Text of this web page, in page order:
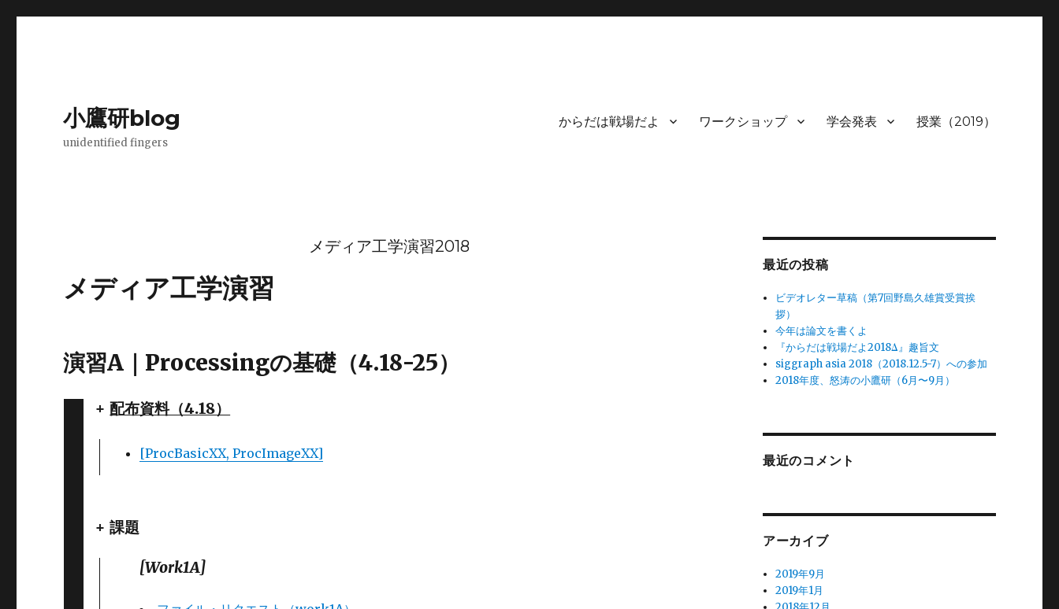
小鷹研blog
unidentified fingers
からだは戦場だよ ワークショップ 学会発表 授業（2019）
メディア工学演習2018
メディア工学演習
演習A｜Processingの基礎（4.18-25）
+配布資料（4.18）
[ProcBasicXX, ProcImageXX]
+ 課題
[Work1A]
最近の投稿
ビデオレター草稿（第7回野島久雄賞受賞挨
拶）
今年は論文を書くよ
『からだは戦場だよ2018Δ』趣旨文
siggraph asia 2018（2018.12.5-7）への参加
2018年度、怒涛の小鷹研（6月〜9月）
最近のコメント
アーカイブ
2019年9月
2019年1月